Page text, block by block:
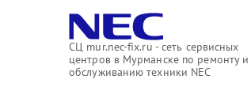
СЦ mur.nec-fix.ru - сеть сервисных
центров в Мурманске по ремонту и
обслуживанию техники NEC